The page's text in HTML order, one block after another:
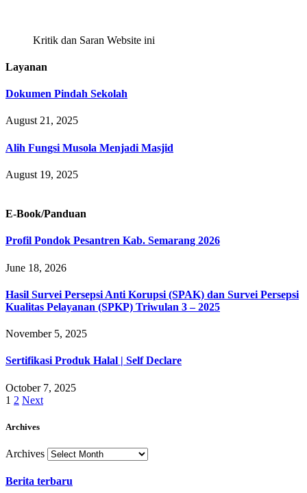
Kritik dan Saran Website ini
Layanan
Dokumen Pindah Sekolah
August 21, 2025
Alih Fungsi Musola Menjadi Masjid
August 19, 2025
E-Book/Panduan
Profil Pondok Pesantren Kab. Semarang 2026
June 18, 2026
Hasil Survei Persepsi Anti Korupsi (SPAK) dan Survei Persepsi
Kualitas Pelayanan (SPKP) Triwulan 3 – 2025
November 5, 2025
Sertifikasi Produk Halal | Self Declare
October 7, 2025
1 2 Next
Archives
Archives
Berita terbaru